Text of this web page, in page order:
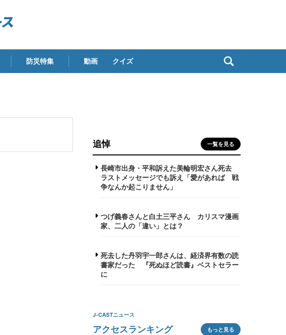
防災特集 動画 クイズ
追悼 一覧を見る
長崎市出身・平和訴えた美輪明宏さん死去
ラストメッセージでも訴え「愛があれば 戦
争なんか起こりません」
つげ義春さんと白土三平さん カリスマ漫画
家、二人の「違い」とは？
死去した丹羽宇一郎さんは、経済界有数の読
書家だった 『死ぬほど読書』ベストセラー
に
J-CASTニュース
アクセスランキング もっと見る